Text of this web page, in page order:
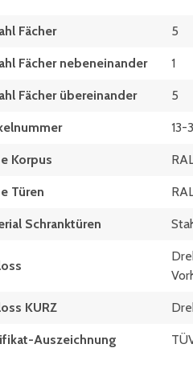
Fächer 5
Fächer nebeneinander 1
Fächer übereinander 5
13-
Korpus
Türen
Schranktüren
KURZ
Auszeichnung